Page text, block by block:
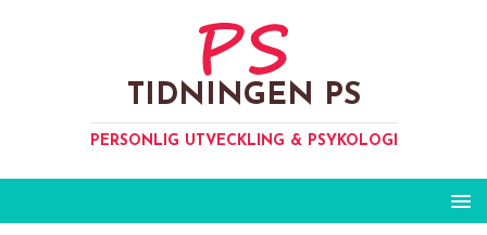
TIDNINGEN PS
PERSONLIG UTVECKLING & PSYKOLOGI